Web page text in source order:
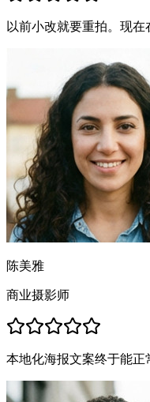
以前小改就要重拍。现在
陈美雅
商业摄影师
本地化海报文案终于能正